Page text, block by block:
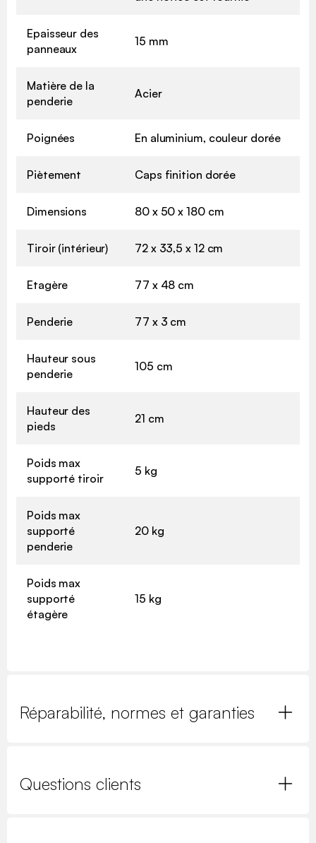
Epaisseur des
panneaux
15 mm
Matière de la
penderie
Acier
Poignées En aluminium, couleur dorée
Piètement Caps finition dorée
Dimensions 80 x 50 x 180 cm
Tiroir (intérieur) 72 x 33,5 x 12 cm
Etagère 77 x 48 cm
Penderie 77 x 3 cm
Hauteur sous
penderie
105 cm
Hauteur des
pieds
21 cm
Poids max
supporté tiroir
5 kg
Poids max
supporté
penderie
20 kg
Poids max
supporté
étagère
15 kg
Réparabilité, normes et garanties
Questions clients